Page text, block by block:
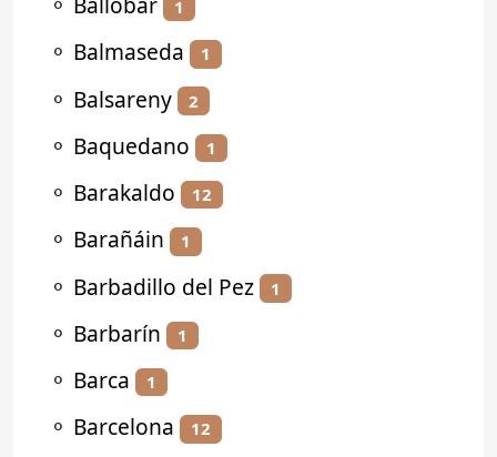
1
⚬ Balmaseda 1
⚬ Balsareny 2
⚬ Baquedano 1
⚬ Barakaldo 12
⚬ Barañáin 1
⚬ Barbadillo del Pez 1
⚬ Barbarín 1
⚬ Barca 1
⚬ Barcelona 12